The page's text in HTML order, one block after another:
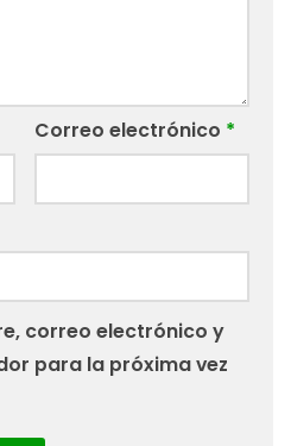
Correo electrónico *
correo electrónico y
para la próxima vez